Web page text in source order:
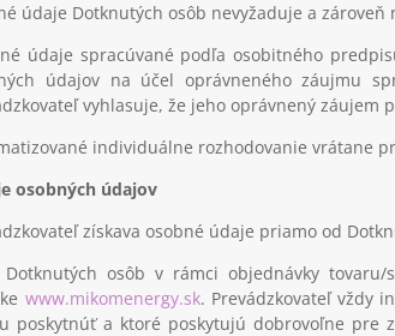
údaje Dotknutých osôb nevyžaduje a zároveň
údaje spracúvané podľa osobitného
údajov na účel oprávneného záujmu
vyhlasuje, že jeho oprávnený
individuálne rozhodovanie vrátane
osobných údajov
získava osobné údaje priamo od
osôb v rámci objednávky
www.mikomenergy.sk. Prevádzkovateľ vždy
poskytnúť a ktoré poskytujú dobrovoľne pre